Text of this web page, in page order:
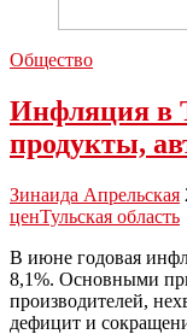
Общество
Инфляция в
продукты,
Зинаида Апрельская
ценТульская область
В июне годовая
8,1%. Основными
производителей,
дефицит и